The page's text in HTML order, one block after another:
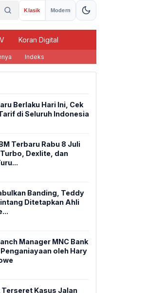
Klasik Modern
Koran Digital
Indeks
Berlaku Hari Ini, Cek
di Seluruh Indonesia
Terbaru Rabu 8 Juli
Dexlite, dan
Banding, Teddy
Ditetapkan Ahli
Manager MNC Bank
oleh Hary
Kasus Jalan